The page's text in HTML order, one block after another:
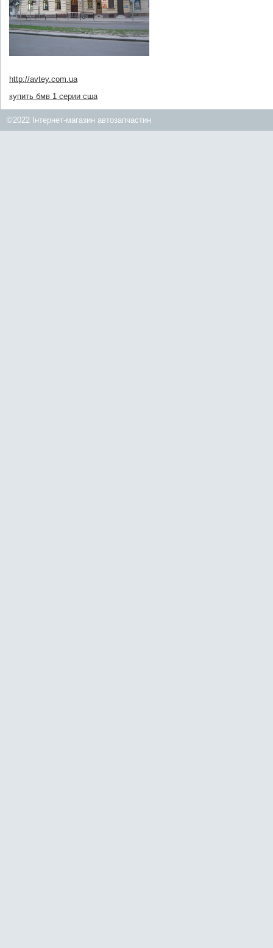
http://avtey.com.ua
купить бмв 1 серии сша
©2022 Інтернет-магазин автозапчастин